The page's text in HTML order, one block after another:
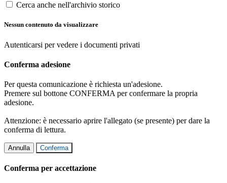
Cerca anche nell'archivio storico
Nessun contenuto da visualizzare
Autenticarsi per vedere i documenti privati
Conferma adesione
Per questa comunicazione è richiesta un'adesione.
Premere sul bottone CONFERMA per confermare la propria
adesione.
Attenzione: è necessario aprire l'allegato (se presente) per dare la
conferma di lettura.
Annulla Conferma
Conferma per accettazione